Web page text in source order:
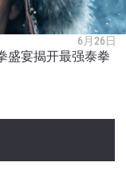
6月26日
盛宴揭开最强泰拳